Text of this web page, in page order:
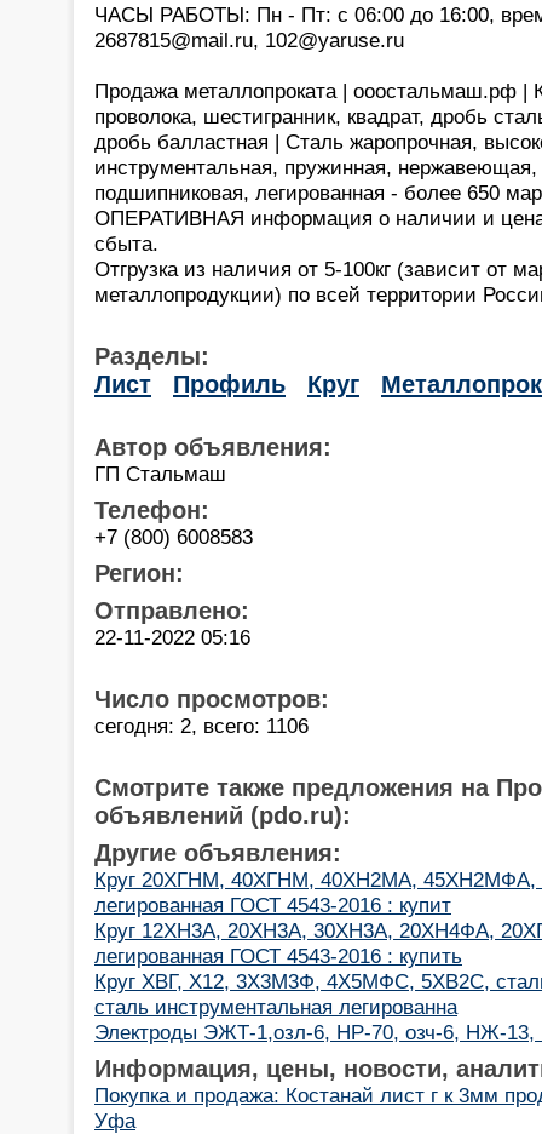
ЧАСЫ РАБОТЫ: Пн - Пт: с 06:00 до 16:00,
2687815@mail.ru, 102@yaruse.ru
Продажа металлопроката | ооостальмаш.рф |
проволока, шестигранник, квадрат, дробь
дробь балластная | Сталь жаропрочная,
инструментальная, пружинная, нержавеющая,
подшипниковая, легированная - более 650
ОПЕРАТИВНАЯ информация о наличии и
сбыта.
Отгрузка из наличия от 5-100кг (зависит от
металлопродукции) по всей территории
Разделы:
Лист
Профиль Круг
Автор объявления:
ГП Стальмаш
Телефон:
+7 (800) 6008583
Регион:
Отправлено:
22-11-2022 05:16
Число просмотров:
сегодня: 2, всего: 1106
Смотрите также предложения на
объявлений (pdo.ru):
Другие объявления:
Круг 20ХГНМ, 40ХГНМ, 40ХН2МА, 45ХН2МФА,
легированная ГОСТ 4543-2016 : купит
Круг 12ХН3А, 20ХН3А, 30ХН3А, 20ХН4ФА,
легированная ГОСТ 4543-2016 : купить
Круг ХВГ, Х12, 3Х3М3Ф, 4Х5МФС, 5ХВ2С,
сталь инструментальная легированна
Электроды ЭЖТ-1,озл-6, НР-70, озч-6, НЖ-
Информация, цены, новости,
Покупка и продажа: Костанай лист г к 3мм
Уфа